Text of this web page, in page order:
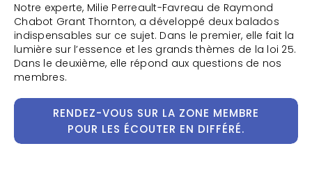
Notre experte, Milie Perreault-Favreau de Raymond
Chabot Grant Thornton, a développé deux balados
indispensables sur ce sujet. Dans le premier, elle fait la
lumière sur l’essence et les grands thèmes de la loi 25.
Dans le deuxième, elle répond aux questions de nos
membres.
RENDEZ-VOUS SUR LA ZONE MEMBRE
POUR LES ÉCOUTER EN DIFFÉRÉ.